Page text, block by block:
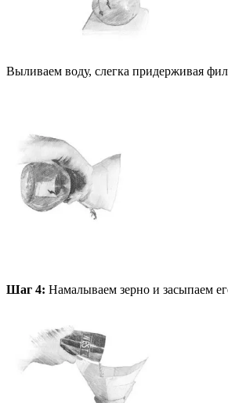
Выливаем воду, слегка придерживая
Шаг 4: Намалываем зерно и засыпаем